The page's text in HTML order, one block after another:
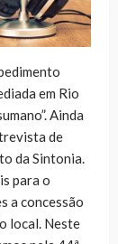
em Rio
Ainda
de
da Sintonia.
para o
a concessão
local. Neste